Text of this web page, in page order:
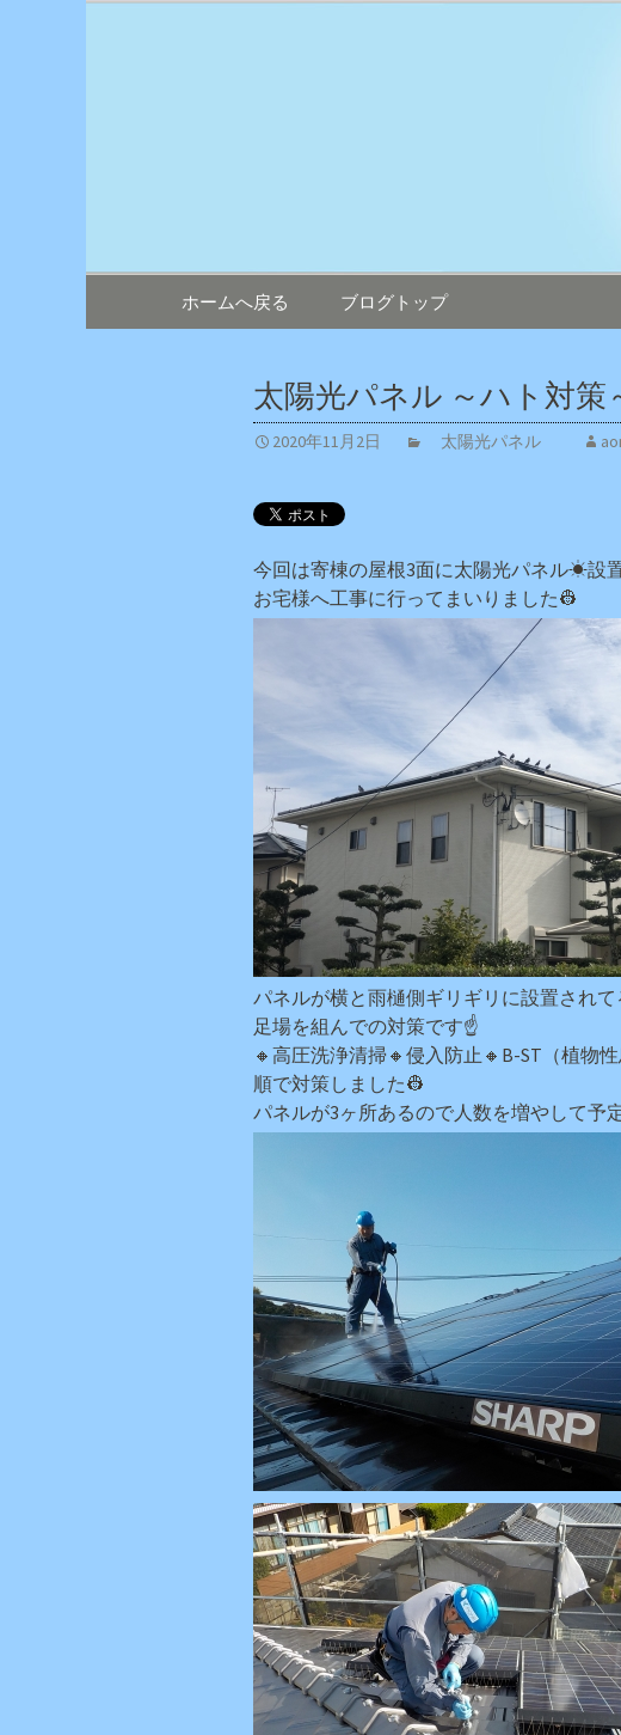
エイワン オ
コンテンツへ移動
ホームへ戻る ブログトップ
太陽光パネル ～ハト対策
2020年11月2日 太陽光パネル
今回は寄棟の屋根3面に太陽光パネル☀設
お宅様へ工事に行ってまいりました👷
パネルが横と雨樋側ギリギリに設置され
足場を組んでの対策です☝
🔸高圧洗浄清掃🔸侵入防止🔸B-ST（植物
順で対策しました👷
パネルが3ヶ所あるので人数を増やして予